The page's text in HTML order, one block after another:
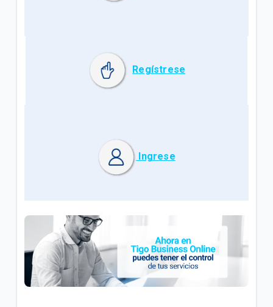
Regístrese
Ingrese